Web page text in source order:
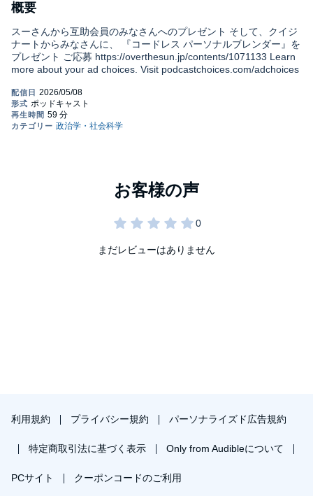
概要
スーさんから互助会員のみなさんへのプレゼント そして、クイジ
ナートからみなさんに、 『コードレス パーソナルブレンダー』を
プレゼント ご応募 https://overthesun.jp/contents/1071133 Learn
more about your ad choices. Visit podcastchoices.com/adchoices
まだレビューはありません
利用規約 プライバシー規約 パーソナライズド広告規約
特定商取引法に基づく表示 Only from Audibleについて
PCサイト クーポンコードのご利用